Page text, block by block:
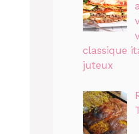
classique
juteux